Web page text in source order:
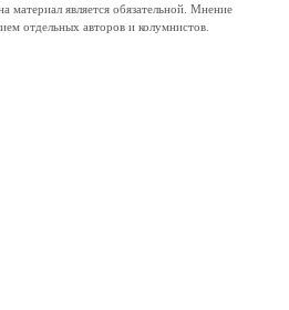
материал является обязательной. Мнение
отдельных авторов и колумнистов.